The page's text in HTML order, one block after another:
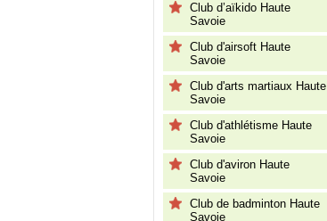
Club d’aïkido Haute
Savoie
Club d'airsoft Haute
Savoie
Club d'arts martiaux Haute
Savoie
Club d'athlétisme Haute
Savoie
Club d'aviron Haute
Savoie
Club de badminton Haute
Savoie